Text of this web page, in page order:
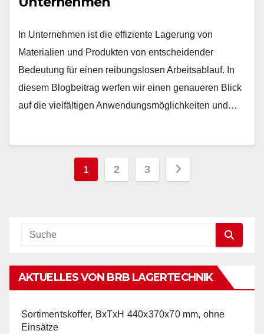
In Unternehmen ist die effiziente Lagerung von
Materialien und Produkten von entscheidender
Bedeutung für einen reibungslosen Arbeitsablauf. In
diesem Blogbeitrag werfen wir einen genaueren Blick
auf die vielfältigen Anwendungsmöglichkeiten und…
Seitennummerierung
1 2 3
AKTUELLES VON BRB LAGERTECHNIK
Sortimentskoffer, BxTxH 440x370x70 mm, ohne
Einsätze